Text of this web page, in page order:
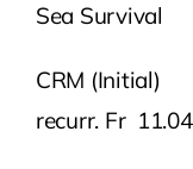
Sea
CRM
recurr. Fr